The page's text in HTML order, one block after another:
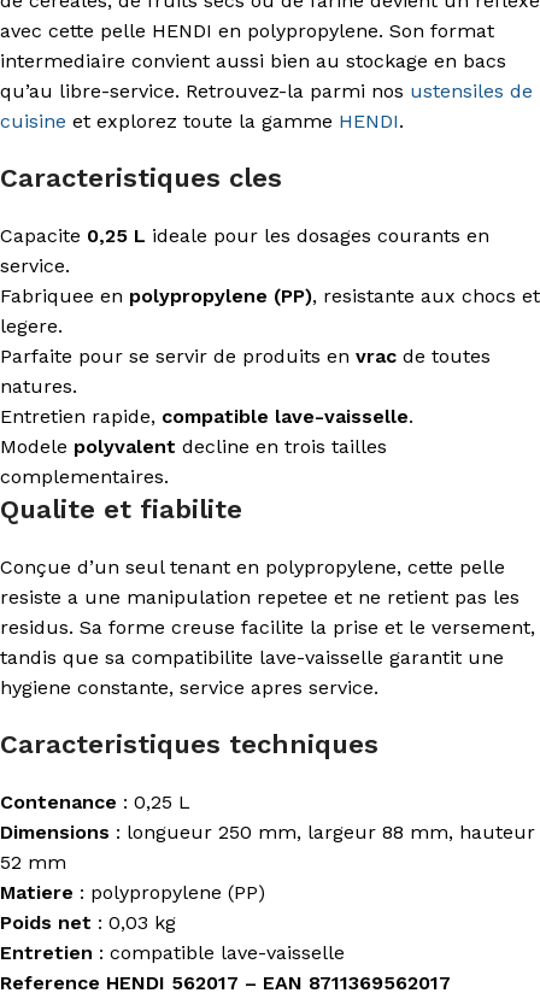
avec cette pelle HENDI en polypropylene. Son format
intermediaire convient aussi bien au stockage en bacs
qu’au libre-service. Retrouvez-la parmi nos ustensiles de
cuisine et explorez toute la gamme HENDI.
Caracteristiques cles
Capacite 0,25 L ideale pour les dosages courants en
service.
Fabriquee en polypropylene (PP), resistante aux chocs et
legere.
Parfaite pour se servir de produits en vrac de toutes
natures.
Entretien rapide, compatible lave-vaisselle.
Modele polyvalent decline en trois tailles
complementaires.
Qualite et fiabilite
Conçue d’un seul tenant en polypropylene, cette pelle
resiste a une manipulation repetee et ne retient pas les
residus. Sa forme creuse facilite la prise et le versement,
tandis que sa compatibilite lave-vaisselle garantit une
hygiene constante, service apres service.
Caracteristiques techniques
Contenance : 0,25 L
Dimensions : longueur 250 mm, largeur 88 mm, hauteur
52 mm
Matiere : polypropylene (PP)
Poids net : 0,03 kg
Entretien : compatible lave-vaisselle
Reference HENDI 562017 – EAN 8711369562017